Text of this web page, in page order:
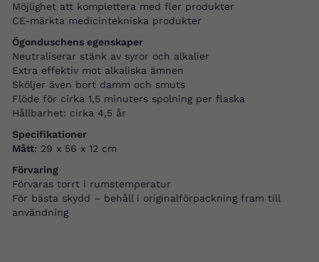
Möjlighet att komplettera med fler produkter
CE-märkta medicintekniska produkter
Ögonduschens egenskaper
Neutraliserar stänk av syror och alkalier
Extra effektiv mot alkaliska ämnen
Sköljer även bort damm och smuts
Flöde för cirka 1,5 minuters spolning per flaska
Hållbarhet: cirka 4,5 år
Specifikationer
Mått: 29 x 56 x 12 cm
Förvaring
Förvaras torrt i rumstemperatur
För bästa skydd – behåll i originalförpackning fram till
användning